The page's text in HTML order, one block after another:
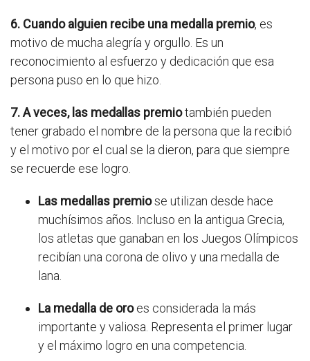
6. Cuando alguien recibe una medalla premio, es
motivo de mucha alegría y orgullo. Es un
reconocimiento al esfuerzo y dedicación que esa
persona puso en lo que hizo.
7. A veces, las medallas premiotambién pueden
tener grabado el nombre de la persona que la recibió
y el motivo por el cual se la dieron, para que siempre
se recuerde ese logro.
Las medallas premiose utilizan desde hace
muchísimos años. Incluso en la antigua Grecia,
los atletas que ganaban en los Juegos Olímpicos
recibían una corona de olivo y una medalla de
lana.
La medalla de oroes considerada la más
importante y valiosa. Representa el primer lugar
y el máximo logro en una competencia.